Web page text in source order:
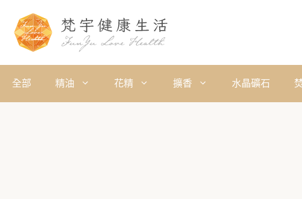
全部 精油 花精 擴香 水晶礦石